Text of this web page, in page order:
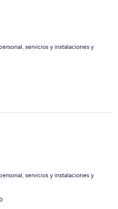
servicios y instalaciones y
servicios y instalaciones y